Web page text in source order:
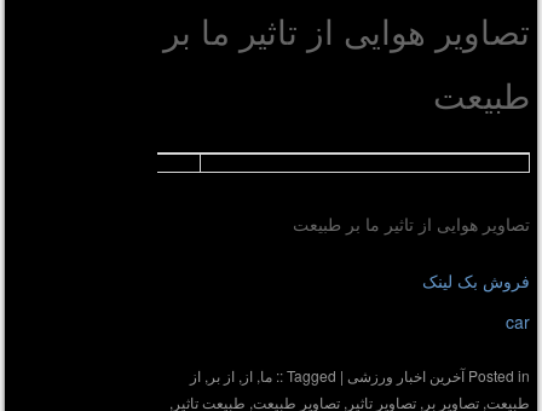
تصاویر هوایی از تاثیر ما بر
طبیعت
تصاویر هوایی از تاثیر ما بر طبیعت
فروش بک لینک
car
Posted inآخرین اخبار ورزشی |
Tagged:: ما,از, از بر, از
طبیعت,تصاویر بر, تصاویر تاثیر, تصاویر طبیعت,طبیعت تاثیر,